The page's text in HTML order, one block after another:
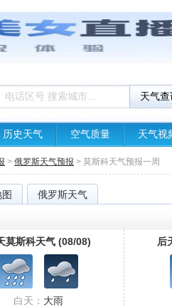
历史天气 空气质量 天气视
> 俄罗斯天气预报 > 莫斯科天气预报一周
俄罗斯天气
莫斯科天气 (08/08)
白天： 大雨
后